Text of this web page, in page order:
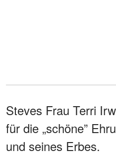
Steves Frau Terri
für die „schöne”
und seines Erbes.